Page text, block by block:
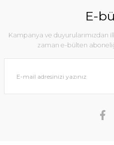
E-
Kampanya ve duyurularımızdan
zaman e-bülten